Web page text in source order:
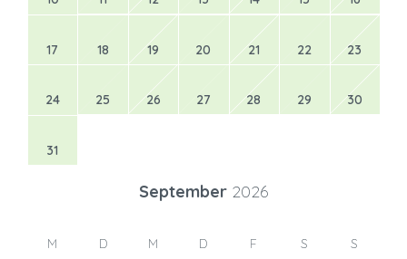
17 18 19 20 21 22 23
24 25 26 27 28 29 30
31
September 2026
M D M D F S S